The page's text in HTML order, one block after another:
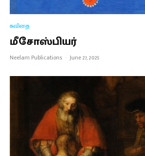
கவிதை
மீசோஸ்பியர்
Neelam Publications · June 27, 2025